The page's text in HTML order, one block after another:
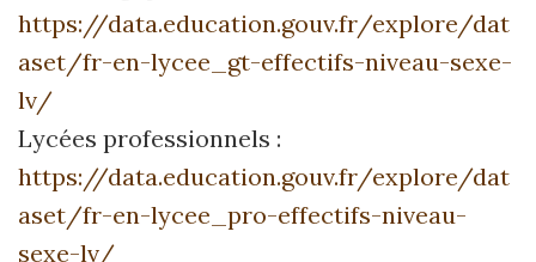
https://data.education.gouv.fr/explore/dat
aset/fr-en-lycee_gt-effectifs-niveau-sexe-
lv/
Lycées professionnels :
https://data.education.gouv.fr/explore/dat
aset/fr-en-lycee_pro-effectifs-niveau-
sexe-lv/